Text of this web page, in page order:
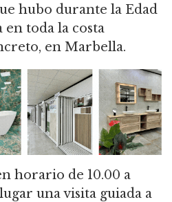
hubo durante la Edad
toda la costa
en Marbella.
horario de 10.00 a
una visita guiada a